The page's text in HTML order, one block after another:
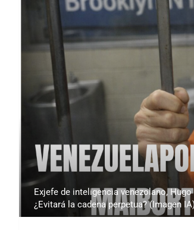
Exjefe de inteligencia venezolano,
¿Evitará la cadena perpetua? (Imagen